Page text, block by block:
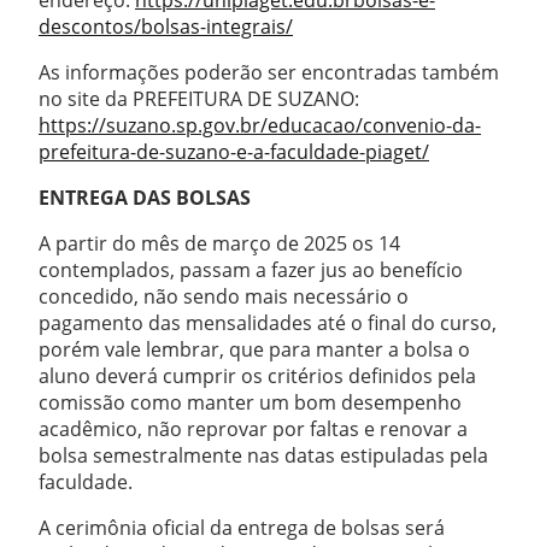
descontos/bolsas-integrais/
As informações poderão ser encontradas também
no site da PREFEITURA DE SUZANO:
https://suzano.sp.gov.br/educacao/convenio-da-
prefeitura-de-suzano-e-a-faculdade-piaget/
ENTREGA DAS BOLSAS
A partir do mês de março de 2025 os 14
contemplados, passam a fazer jus ao benefício
concedido, não sendo mais necessário o
pagamento das mensalidades até o final do curso,
porém vale lembrar, que para manter a bolsa o
aluno deverá cumprir os critérios definidos pela
comissão como manter um bom desempenho
acadêmico, não reprovar por faltas e renovar a
bolsa semestralmente nas datas estipuladas pela
faculdade.
A cerimônia oficial da entrega de bolsas será